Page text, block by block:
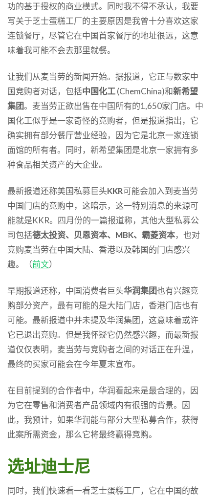
功的基于授权的商业模式。同时我不得不承认，我要
写关于芝士蛋糕工厂的主要原因是我曾十分喜欢这家
连锁餐厅，尽管它在中国首家餐厅的地址很远，这意
味着我可能不会去那里就餐。
让我们从麦当劳的新闻开始。据报道，它正与数家中
国竞购者对话，包括中国化工(ChemChina)和新希望
集团。麦当劳正欲出售在中国所有的1,650家门店。中
国化工似乎是一家奇怪的竞购者，但是报道指出，它
确实拥有部分餐厅营业经验，因为它是北京一家连锁
面馆的所有者。同时，新希望集团是北京一家拥有多
种食品相关资产的大企业。
最新报道还称美国私募巨头KKR可能会加入到麦当劳
中国门店的竞购中，这暗示，这一特别消息的来源可
能就是KKR。四月份的一篇报道称，其他大型私募公
司包括德太投资、贝恩资本、MBK、霸菱资本，也对
竞购麦当劳在中国大陆、香港以及韩国的门店感兴
趣。（前文）
早期报道还称，中国消费者巨头华润集团也有兴趣竞
购部分资产，最有可能的是大陆门店，香港门店也有
可能。最新报道中并未提及华润集团，这意味着或许
它已退出竞购。但是我怀疑它仍然感兴趣，而最新报
道仅仅表明，麦当劳与竞购者之间的对话正在升温，
最终的买家可能会在今年夏末宣布。
在目前提到的合作者中，华润看起来是最合理的，因
为它在零售和消费者产品领域内有很强的背景。因
此，我预计，如果华润能与部分大型私募合作，获得
此案所需资金，那么它将最终赢得竞购。
选址迪士尼
同时，我们快速看一看芝士蛋糕工厂，它在中国的故